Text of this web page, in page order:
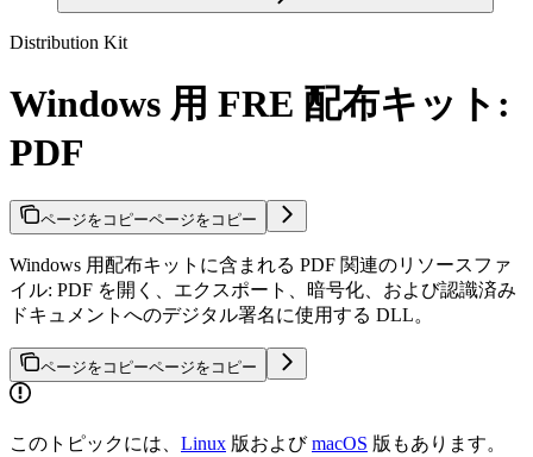
Distribution Kit
Windows 用 FRE 配布キット:
PDF
ページをコピーページをコピー
Windows 用配布キットに含まれる PDF 関連のリソースファ
イル: PDF を開く、エクスポート、暗号化、および認識済み
ドキュメントへのデジタル署名に使用する DLL。
ページをコピーページをコピー
このトピックには、 Linux 版およびmacOS 版もあります。